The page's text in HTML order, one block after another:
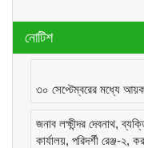
নোটিশ
৩০ সেপ্টেম্বরের মধ্যে
জনাব লক্ষীন্দর দেবনাথ,
কার্যালয়, পরিদর্শী রেঞ্জ-